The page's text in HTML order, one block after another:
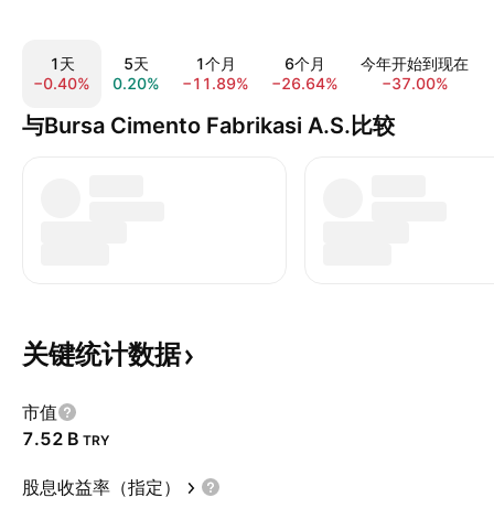
1天
−0.40%
5天
0.20%
1个月
−11.89%
6个月
−26.64%
今年开始到现在
−37.00%
与Bursa Cimento Fabrikasi A.S.比较
关键统计数据
市值
‪7.52 B‬ TRY
股息收益率（指定）